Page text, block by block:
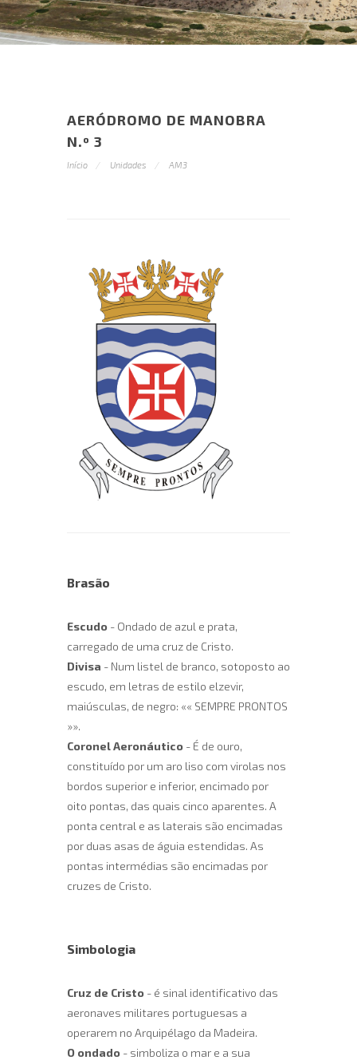
AERÓDROMO DE MANOBRA
N.º 3
Início Unidades AM3
Brasão
Escudo - Ondado de azul e prata,
carregado de uma cruz de Cristo.
Divisa - Num listel de branco, sotoposto ao
escudo, em letras de estilo elzevir,
maiúsculas, de negro: «« SEMPRE PRONTOS
»».
Coronel Aeronáutico - É de ouro,
constituído por um aro liso com virolas nos
bordos superior e inferior, encimado por
oito pontas, das quais cinco aparentes. A
ponta central e as laterais são encimadas
por duas asas de águia estendidas. As
pontas intermédias são encimadas por
cruzes de Cristo.
Simbologia
Cruz de Cristo - é sinal identificativo das
aeronaves militares portuguesas a
operarem no Arquipélago da Madeira.
O ondado - simboliza o mar e a sua